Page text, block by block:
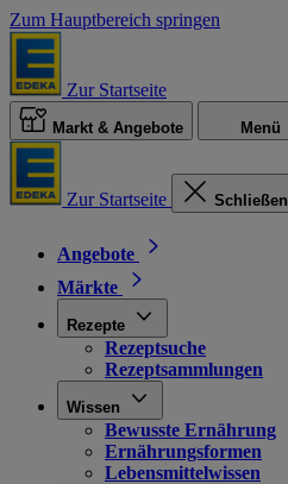
Zum Hauptbereich springen
Zur Startseite
Markt & Angebote Menü
Zur Startseite Schließen
Angebote
Märkte
Rezepte
Rezeptsuche
Rezeptsammlungen
Wissen
Bewusste Ernährung
Ernährungsformen
Lebensmittelwissen